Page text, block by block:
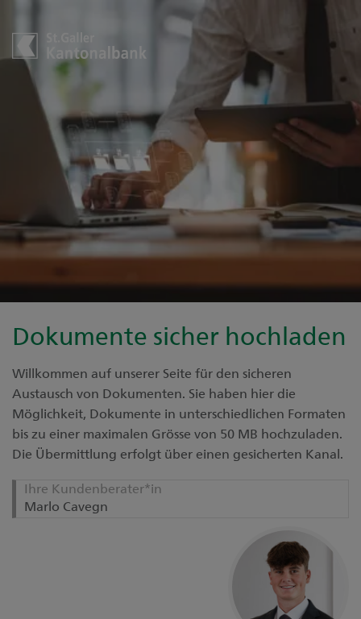
Dokumente sicher hochladen
Willkommen auf unserer Seite für den sicheren
Austausch von Dokumenten. Sie haben hier die
Möglichkeit, Dokumente in unterschiedlichen Formaten
bis zu einer maximalen Grösse von 50 MB hochzuladen.
Die Übermittlung erfolgt über einen gesicherten Kanal.
Ihre Kundenberater*in